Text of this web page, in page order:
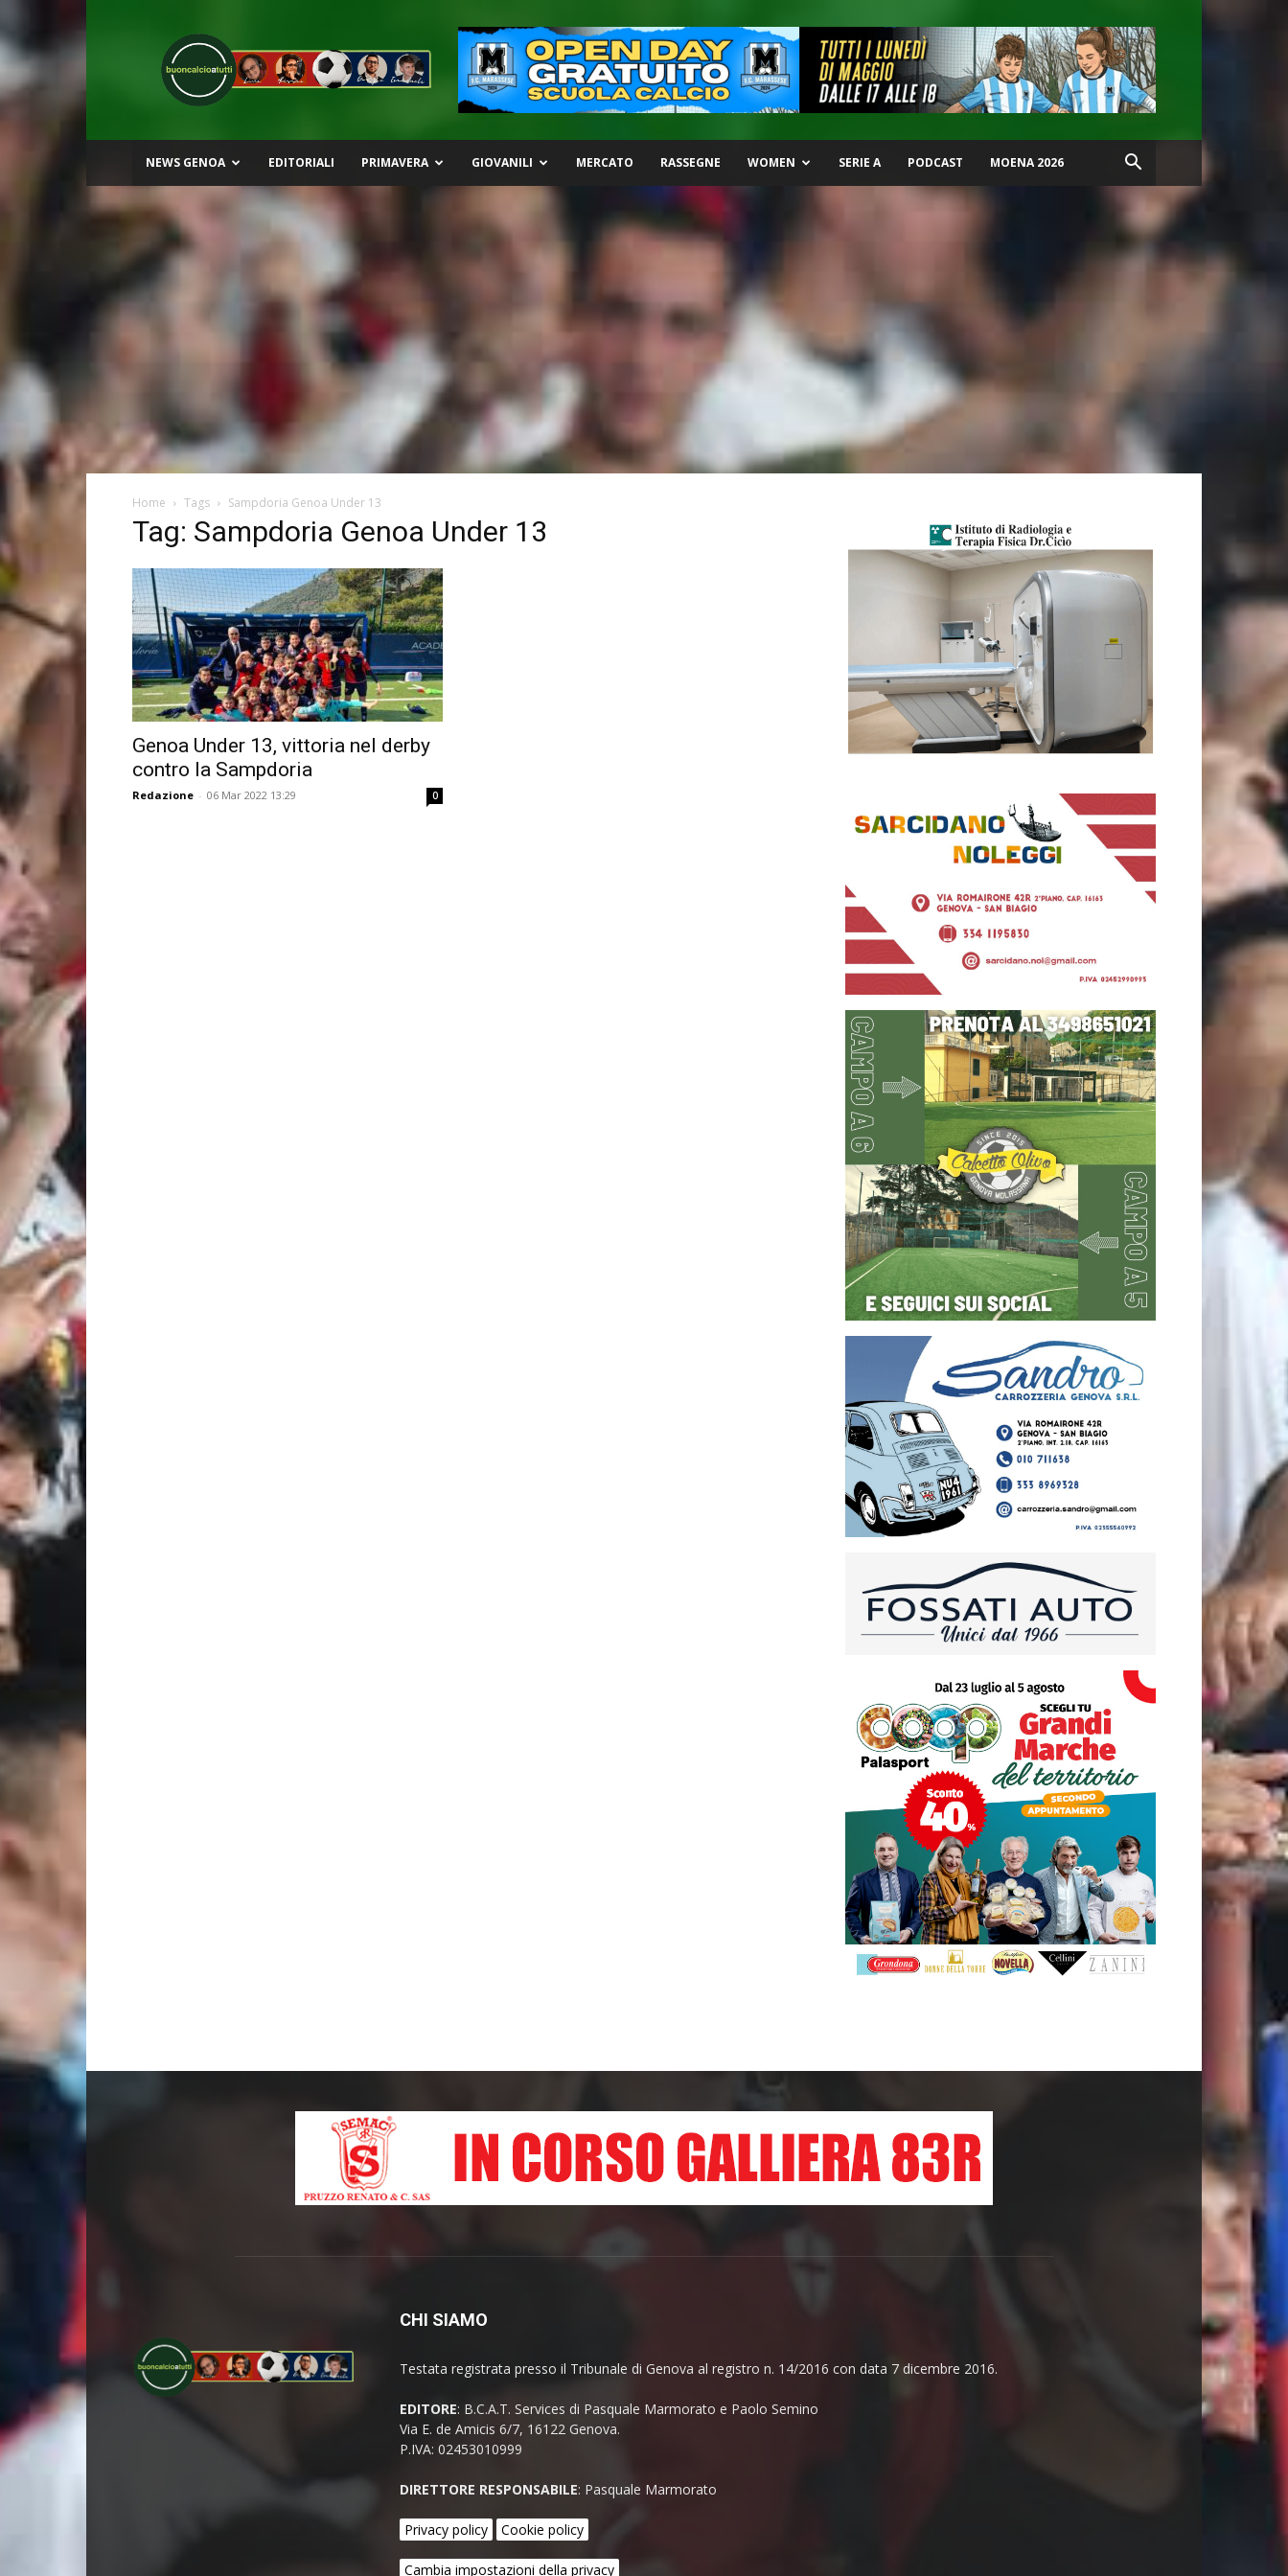
Buon
Calcio
a
Tutti
NEWS GENOA EDITORIALI PRIMAVERA GIOVANILI MERCATO RASSEGNE WOMEN SERIE A PODCAST MOENA 2026
Home Tags Sampdoria Genoa Under 13
Tag: Sampdoria Genoa Under 13
Genoa Under 13, vittoria nel derby
contro la Sampdoria
Redazione - 06 Mar 2022 13:29 0
CHI SIAMO
Testata registrata presso il Tribunale di Genova al registro n. 14/2016 con data 7 dicembre 2016.
EDITORE: B.C.A.T. Services di Pasquale Marmorato e Paolo Semino
Via E. de Amicis 6/7, 16122 Genova.
P.IVA: 02453010999
DIRETTORE RESPONSABILE: Pasquale Marmorato
Privacy policy Cookie policy
Cambia impostazioni della privacy